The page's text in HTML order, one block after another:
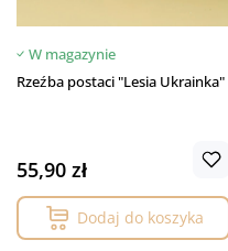
W magazynie
Rzeźba postaci "Lesia Ukrainka"
55,90 zł
Dodaj do koszyka